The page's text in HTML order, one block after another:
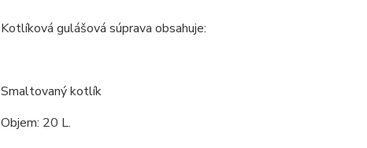
Kotlíková gulášová súprava obsahuje:
Smaltovaný kotlík
Objem: 20 L.